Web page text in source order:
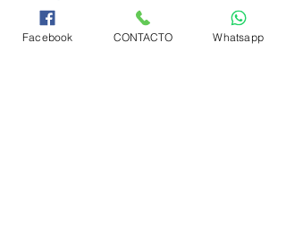
donde el padre coloca datos relevante
como horario del servicio, teléfonos en
caso de emergencia, tratamiento médicos
Facebook CONTACTO Whatsapp